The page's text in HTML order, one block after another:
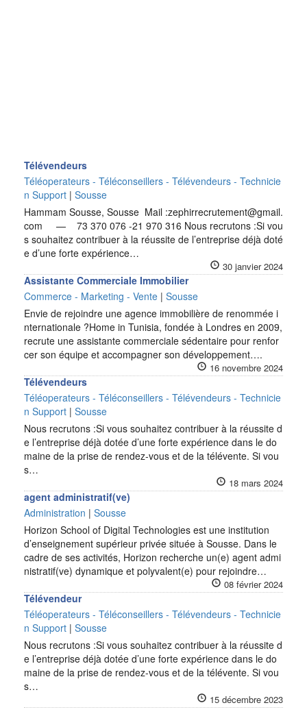
Télévendeurs
Téléoperateurs - Téléconseillers - Télévendeurs - Technicie
n Support | Sousse
Hammam Sousse, Sousse Mail :zephirrecrutement@gmail.
com — 73 370 076 -21 970 316 Nous recrutons :Si vou
s souhaitez contribuer à la réussite de l’entreprise déjà doté
e d’une forte expérience…
30 janvier 2024
Assistante Commerciale Immobilier
Commerce - Marketing - Vente | Sousse
Envie de rejoindre une agence immobilière de renommée i
nternationale ?Home in Tunisia, fondée à Londres en 2009,
recrute une assistante commerciale sédentaire pour renfor
cer son équipe et accompagner son développement….
16 novembre 2024
Télévendeurs
Téléoperateurs - Téléconseillers - Télévendeurs - Technicie
n Support | Sousse
Nous recrutons :Si vous souhaitez contribuer à la réussite d
e l’entreprise déjà dotée d’une forte expérience dans le do
maine de la prise de rendez-vous et de la télévente. Si vou
s…
18 mars 2024
agent administratif(ve)
Administration | Sousse
Horizon School of Digital Technologies est une institution
d’enseignement supérieur privée située à Sousse. Dans le
cadre de ses activités, Horizon recherche un(e) agent admi
nistratif(ve) dynamique et polyvalent(e) pour rejoindre…
08 février 2024
Télévendeur
Téléoperateurs - Téléconseillers - Télévendeurs - Technicie
n Support | Sousse
Nous recrutons :Si vous souhaitez contribuer à la réussite d
e l’entreprise déjà dotée d’une forte expérience dans le do
maine de la prise de rendez-vous et de la télévente. Si vou
s…
15 décembre 2023